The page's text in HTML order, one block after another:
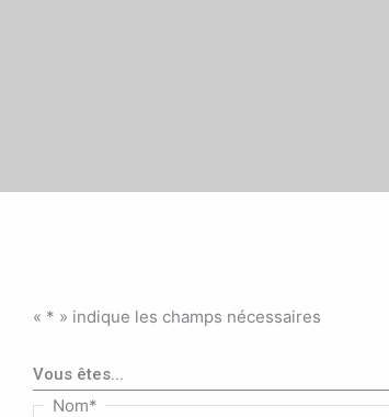
« * » indique les champs nécessaires
Vous êtes...
Nom*